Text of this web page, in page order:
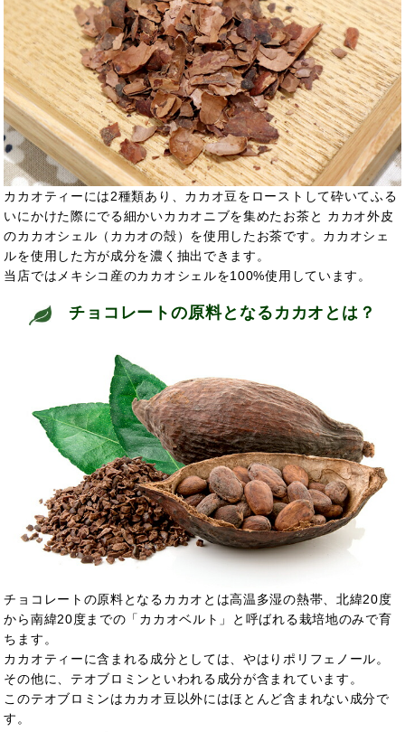
カカオティーには2種類あり、カカオ豆をローストして砕いてふる
いにかけた際にでる細かいカカオニブを集めたお茶と カカオ外皮
のカカオシェル（カカオの殻）を使用したお茶です。カカオシェ
ルを使用した方が成分を濃く抽出できます。
当店ではメキシコ産のカカオシェルを100%使用しています。
チョコレートの原料となるカカオとは？
チョコレートの原料となるカカオとは高温多湿の熱帯、北緯20度
から南緯20度までの「カカオベルト」と呼ばれる栽培地のみで育
ちます。
カカオティーに含まれる成分としては、やはりポリフェノール。
その他に、テオブロミンといわれる成分が含まれています。
このテオブロミンはカカオ豆以外にはほとんど含まれない成分で
す。